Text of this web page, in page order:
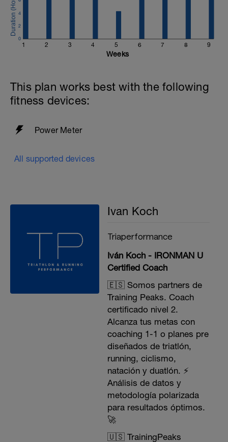
1 2 3 4 5 6 7 8 9
0
2
4
Weeks
This plan works best with the following
fitness devices:
Power Meter
All supported devices
Ivan Koch
Triaperformance
Iván Koch - IRONMAN U
Certified Coach
🇪🇸 Somos partners de
Training Peaks. Coach
certificado nivel 2.
Alcanza tus metas con
coaching 1-1 o planes pre
diseñados de triatlón,
running, ciclismo,
natación y duatlón. ⚡️
Análisis de datos y
metodología polarizada
para resultados óptimos.
🚀
🇺🇸 TrainingPeaks